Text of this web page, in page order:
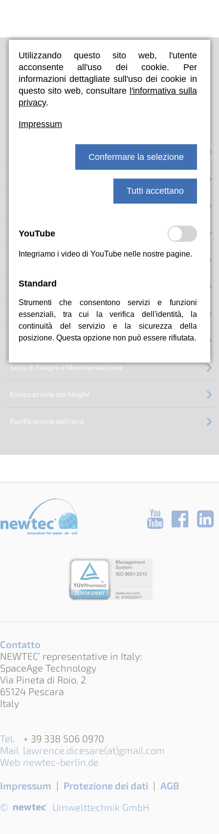
Trattamento dell'Acqua privo di sostanze chimiche
Acque reflue da impianti petroliferi
Coltivazione in Serra senza Acque reflue
Decalcificazione Elettromagnetica
Brackish water treatment
Limo Fluviale e Lacustre
Silos di Fanghi e Movimentazione
Essiccazione dei fanghi
Purificazione dell'aria
Contatto
NEWTEC‘ representative in Italy:
SpaceAge Technology
Via Pineta di Roio, 2
65124 Pescara
Italy
Tel.
+ 39 338 506 0970
Mail lawrence.dicesare(at)gmail.com
Web newtec-berlin.de
Salta
navigazione
Impressum Protezione dei dati
AGB
©
Umwelttechnik GmbH
Utilizzando questo sito web, l'utente
acconsente all'uso dei cookie. Per
informazioni dettagliate sull'uso dei cookie in
questo sito web, consultare l'informativa sulla
privacy.
Impressum
Confermare la selezione
Tutti accettano
YouTube
Integriamo i video di YouTube nelle nostre pagine.
Standard
Strumenti che consentono servizi e funzioni
essenziali, tra cui la verifica dell'identità, la
continuità del servizio e la sicurezza della
posizione. Questa opzione non può essere rifiutata.